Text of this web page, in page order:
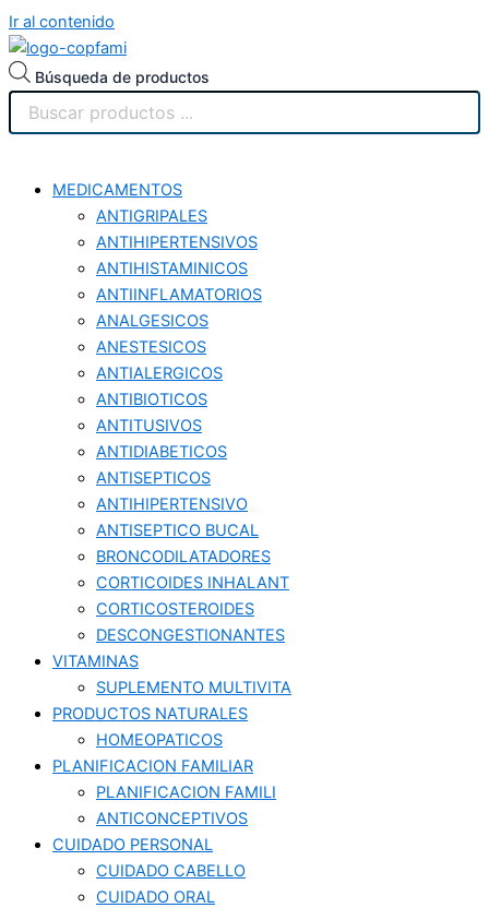
Ir al contenido
Búsqueda de productos
MEDICAMENTOS
ANTIGRIPALES
ANTIHIPERTENSIVOS
ANTIHISTAMINICOS
ANTIINFLAMATORIOS
ANALGESICOS
ANESTESICOS
ANTIALERGICOS
ANTIBIOTICOS
ANTITUSIVOS
ANTIDIABETICOS
ANTISEPTICOS
ANTIHIPERTENSIVO
ANTISEPTICO BUCAL
BRONCODILATADORES
CORTICOIDES INHALANT
CORTICOSTEROIDES
DESCONGESTIONANTES
VITAMINAS
SUPLEMENTO MULTIVITA
PRODUCTOS NATURALES
HOMEOPATICOS
PLANIFICACION FAMILIAR
PLANIFICACION FAMILI
ANTICONCEPTIVOS
CUIDADO PERSONAL
CUIDADO CABELLO
CUIDADO ORAL